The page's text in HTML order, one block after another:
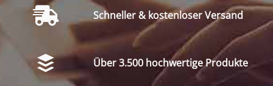
Schneller & kostenloser Versand
Über 3.500 hochwertige Produkte